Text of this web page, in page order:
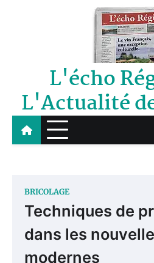
L'écho
L'Actualité
BRICOLAGE
Techniques de
dans les
modernes